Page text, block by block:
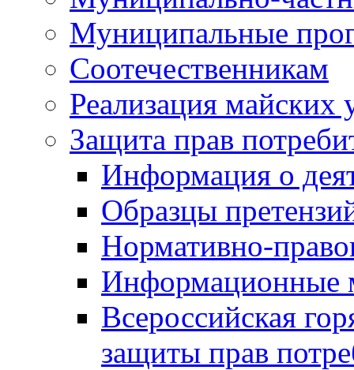
Муниципальные
Соотечественникам
Реализация майских
Защита прав
Информация о
Образцы
Нормативно-
Информационные
Всероссийская
защиты прав